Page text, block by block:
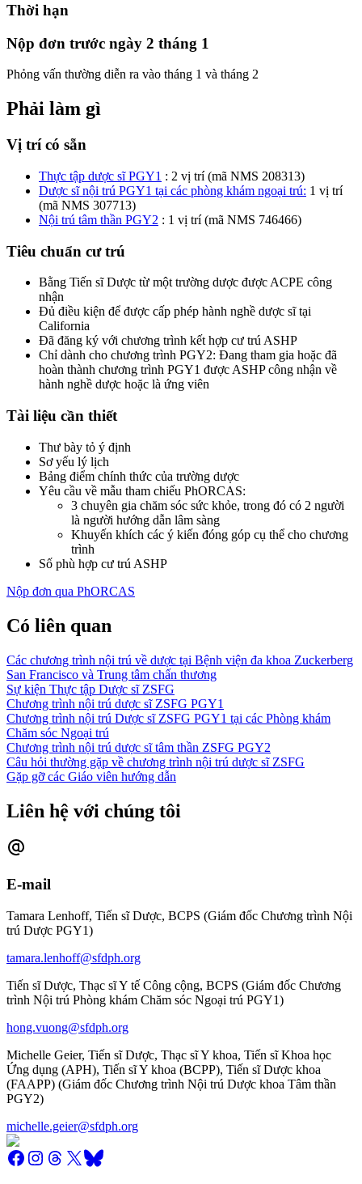
Thời hạn
Nộp đơn trước ngày 2 tháng 1
Phỏng vấn thường diễn ra vào tháng 1 và tháng 2
Phải làm gì
Vị trí có sẵn
Thực tập dược sĩ PGY1 : 2 vị trí (mã NMS 208313)
Dược sĩ nội trú PGY1 tại các phòng khám ngoại trú: 1 vị trí
(mã NMS 307713)
Nội trú tâm thần PGY2 : 1 vị trí (mã NMS 746466)
Tiêu chuẩn cư trú
Bằng Tiến sĩ Dược từ một trường dược được ACPE công
nhận
Đủ điều kiện để được cấp phép hành nghề dược sĩ tại
California
Đã đăng ký với chương trình kết hợp cư trú ASHP
Chỉ dành cho chương trình PGY2: Đang tham gia hoặc đã
hoàn thành chương trình PGY1 được ASHP công nhận về
hành nghề dược hoặc là ứng viên
Tài liệu cần thiết
Thư bày tỏ ý định
Sơ yếu lý lịch
Bảng điểm chính thức của trường dược
Yêu cầu về mẫu tham chiếu PhORCAS:
3 chuyên gia chăm sóc sức khỏe, trong đó có 2 người
là người hướng dẫn lâm sàng
Khuyến khích các ý kiến đóng góp cụ thể cho chương
trình
Số phù hợp cư trú ASHP
Nộp đơn qua PhORCAS
Có liên quan
Các chương trình nội trú về dược tại Bệnh viện đa khoa Zuckerberg
San Francisco và Trung tâm chấn thương
Sự kiện Thực tập Dược sĩ ZSFG
Chương trình nội trú dược sĩ ZSFG PGY1
Chương trình nội trú Dược sĩ ZSFG PGY1 tại các Phòng khám
Chăm sóc Ngoại trú
Chương trình nội trú dược sĩ tâm thần ZSFG PGY2
Câu hỏi thường gặp về chương trình nội trú dược sĩ ZSFG
Gặp gỡ các Giáo viên hướng dẫn
Liên hệ với chúng tôi
E-mail
Tamara Lenhoff, Tiến sĩ Dược, BCPS (Giám đốc Chương trình Nội
trú Dược PGY1)
tamara.lenhoff@sfdph.org
Tiến sĩ Dược, Thạc sĩ Y tế Công cộng, BCPS (Giám đốc Chương
trình Nội trú Phòng khám Chăm sóc Ngoại trú PGY1)
hong.vuong@sfdph.org
Michelle Geier, Tiến sĩ Dược, Thạc sĩ Y khoa, Tiến sĩ Khoa học
Ứng dụng (APH), Tiến sĩ Y khoa (BCPP), Tiến sĩ Dược khoa
(FAAPP) (Giám đốc Chương trình Nội trú Dược khoa Tâm thần
PGY2)
michelle.geier@sfdph.org